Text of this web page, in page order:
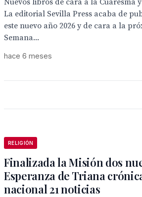
Nuevos libros de cara a la Cuaresma
La editorial Sevilla Press acaba de
este nuevo año 2026 y de cara a la
Semana...
hace 6 meses
RELIGIÓN
Finalizada la Misión dos
Esperanza de Triana
nacional 21 noticias